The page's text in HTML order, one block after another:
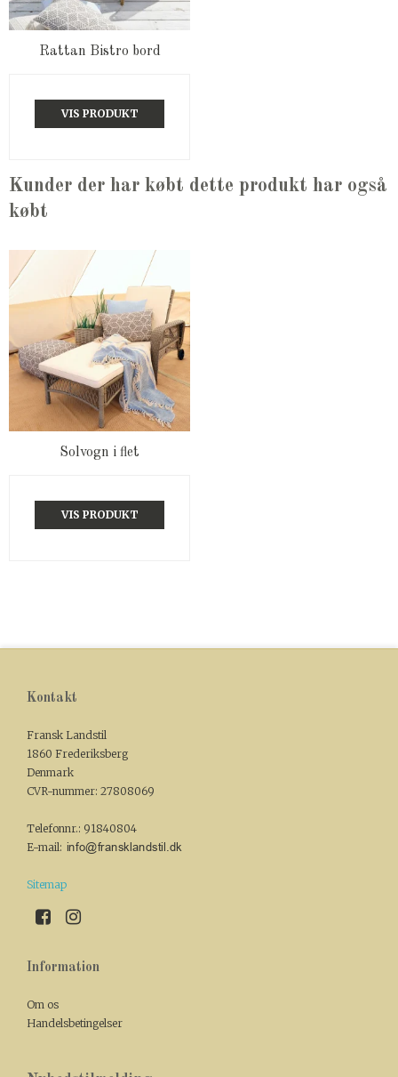
Rattan Bistro bord
VIS PRODUKT
Kunder der har købt dette produkt har også
købt
Solvogn i flet
VIS PRODUKT
Kontakt
Fransk Landstil
1860 Frederiksberg
Denmark
CVR-nummer: 27808069
Telefonnr.: 91840804
E-mail :
Sitemap
Information
Om os
Handelsbetingelser